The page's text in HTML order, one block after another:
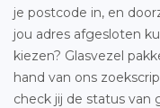
je postcode in, en
jou adres afgesloten
kiezen? Glasvezel
hand van ons
check jij de status van